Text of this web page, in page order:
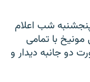
شب اعلام
با تمامی
دو جانبه ديدار و